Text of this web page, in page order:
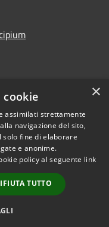
© 2026 • Comune di
di Cadore • Powered by
•
Accesso
redazione
×
assimilati strettamente
navigazione del sito,
solo fine di elaborare
e anonime.
policy al seguente link
TUTTO